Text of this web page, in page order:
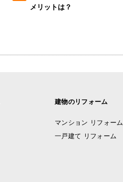
メリットは？
建物のリフォーム
マンション リフォーム
一戸建て リフォーム